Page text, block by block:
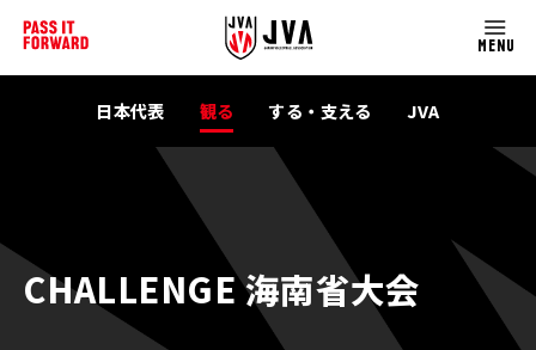
MENU
日本代表 観る する・支える JVA
CHALLENGE 海南省大会